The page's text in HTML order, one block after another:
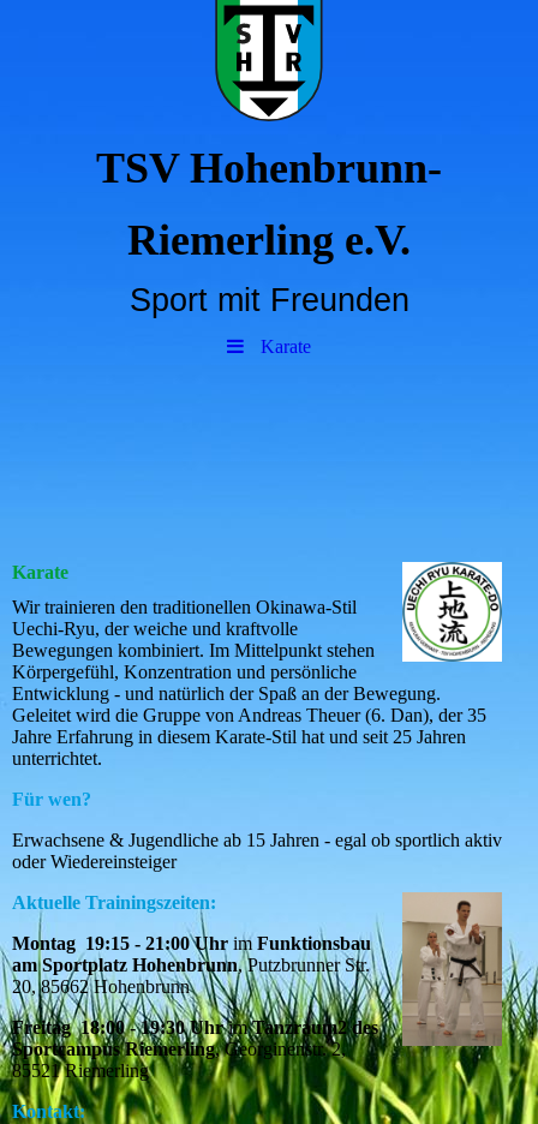
TSV Hohenbrunn-
Riemerling e.V.
Sport mit Freunden
Karate
Karate
Wir trainieren den traditionellen Okinawa-Stil
Uechi-Ryu, der weiche und kraftvolle
Bewegungen kombiniert. Im Mittelpunkt stehen
Körpergefühl, Konzentration und persönliche
Entwicklung - und natürlich der Spaß an der Bewegung.
Geleitet wird die Gruppe von Andreas Theuer (6. Dan), der 35
Jahre Erfahrung in diesem Karate-Stil hat und seit 25 Jahren
unterrichtet.
Für wen?
Erwachsene & Jugendliche ab 15 Jahren - egal ob sportlich aktiv
oder Wiedereinsteiger
Aktuelle Trainingszeiten:
Montag 19:15 - 21:00 Uhr im Funktionsbau
am Sportplatz Hohenbrunn, Putzbrunner Str.
20, 85662 Hohenbrunn
Freitag 18:00 - 19:30 UhrimTanzraum2 des
Sportcampus Riemerling, Georginenstr. 2,
85521 Riemerling
Kontakt: